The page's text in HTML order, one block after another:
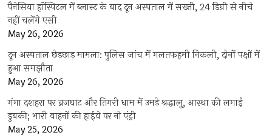
पैनेसिया हॉस्पिटल में ब्लास्ट के बाद दून अस्पताल में सख्ती, 24 डिग्री से नीचे
नहीं चलेंगे एसी
May 26, 2026
दून अस्पताल छेड़छाड़ मामला: पुलिस जांच में गलतफहमी निकली, दोनों पक्षों में
हुआ समझौता
May 26, 2026
गंगा दशहरा पर ब्रजघाट और तिगरी धाम में उमड़े श्रद्धालु, आस्था की लगाई
डुबकी; भारी वाहनों की हाईवे पर नो एंट्री
May 25, 2026